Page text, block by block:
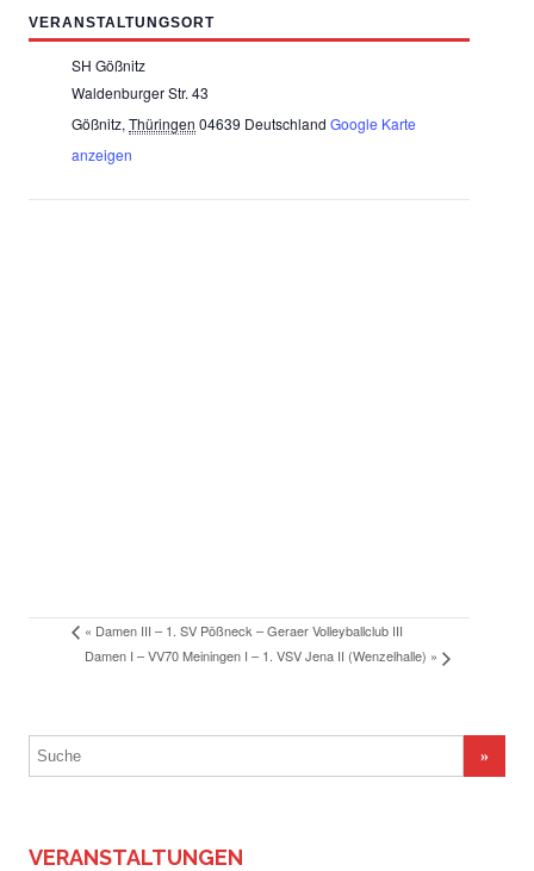
VERANSTALTUNGSORT
SH Gößnitz
Waldenburger Str. 43
Gößnitz, Thüringen 04639 Deutschland Google Karte
anzeigen
« Damen III – 1. SV Pößneck – Geraer Volleyballclub III
Damen I – VV70 Meiningen I – 1. VSV Jena II (Wenzelhalle) »
Suchergebnis
für:
VERANSTALTUNGEN